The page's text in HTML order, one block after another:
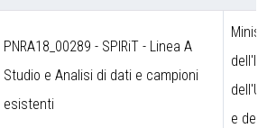
PNRA18_00289 - SPIRiT - Linea A
Studio e Analisi di dati e campioni
esistenti
e